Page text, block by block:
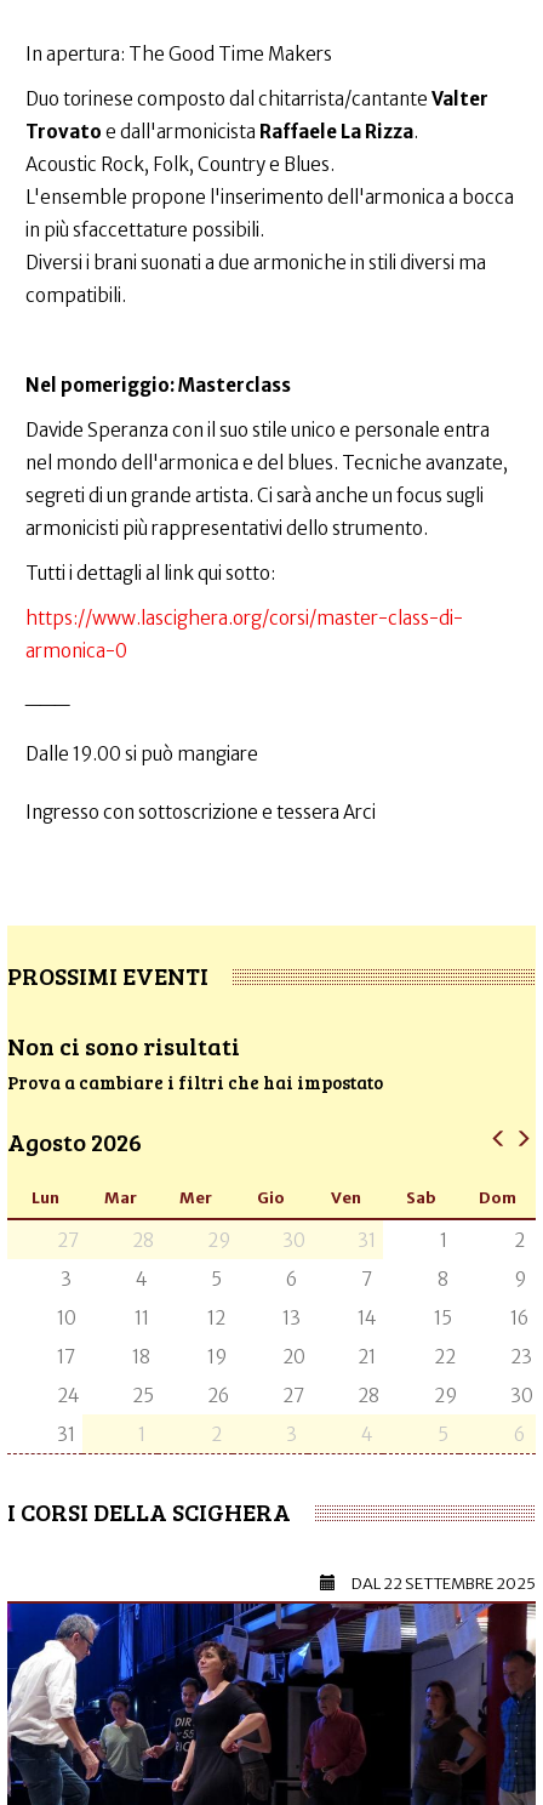
In apertura: The Good Time Makers
Duo torinese composto dal chitarrista/cantante Valter
Trovato e dall'armonicista Raffaele La Rizza.
Acoustic Rock, Folk, Country e Blues.
L'ensemble propone l'inserimento dell'armonica a bocca
in più sfaccettature possibili.
Diversi i brani suonati a due armoniche in stili diversi ma
compatibili.
Nel pomeriggio: Masterclass
Davide Speranza con il suo stile unico e personale entra
nel mondo dell'armonica e del blues. Tecniche avanzate,
segreti di un grande artista. Ci sarà anche un focus sugli
armonicisti più rappresentativi dello strumento.
Tutti i dettagli al link qui sotto:
https://www.lascighera.org/corsi/master-class-di-
armonica-0
Dalle 19.00 si può mangiare
Ingresso con sottoscrizione e tessera Arci
PROSSIMI EVENTI
Non ci sono risultati
Prova a cambiare i filtri che hai impostato
Agosto 2026
Lun Mar Mer Gio Ven Sab Dom
27 28 29 30 31 1
2
3
4 5 6 7 8
9
10
11 12 13 14 15
16
17
18 19 20 21 22
23
24
25 26 27 28 29
30
31
1 2 3 4 5 6
I CORSI DELLA SCIGHERA
DAL22 SETTEMBRE 2025